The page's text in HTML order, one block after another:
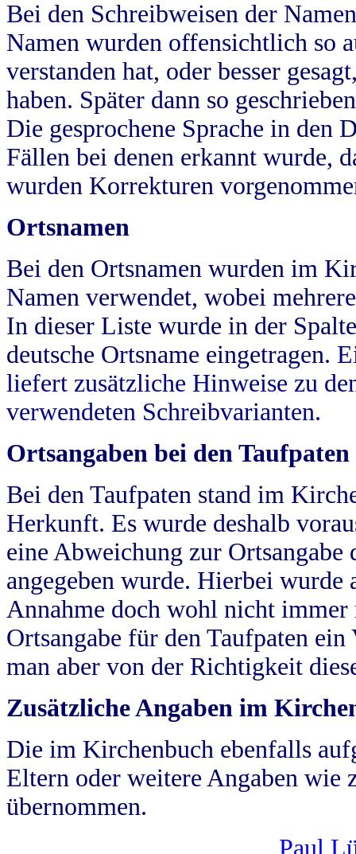
Bei den Schreibweisen der
Namen wurden offensichtlich so
verstanden hat, oder besser
haben. Später dann so
Die gesprochene Sprache in
Fällen bei denen erkannt wurde,
wurden Korrekturen
Ortsnamen
Bei den Ortsnamen wurden im
Namen verwendet, wobei
In dieser Liste wurde in der
deutsche Ortsname eingetragen.
liefert zusätzliche Hinweise zu
verwendeten Schreibvarianten.
Ortsangaben bei den Taufpaten
Bei den Taufpaten stand im
Herkunft. Es wurde deshalb
eine Abweichung zur
angegeben wurde. Hierbei wurde
Annahme doch wohl nicht
Ortsangabe für den Taufpaten
man aber von der Richtigkeit
Zusätzliche Angaben im
Die im Kirchenbuch ebenfalls
Eltern oder weitere Angaben wie
übernommen.
Paul